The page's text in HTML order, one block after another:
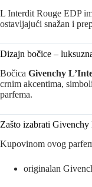
L Interdit Rouge EDP
ostavljajući snažan i
Dizajn bočice –
Bočica Givenchy
crnim akcentima,
parfema.
Zašto izabrati
Kupovinom ovog
originalan